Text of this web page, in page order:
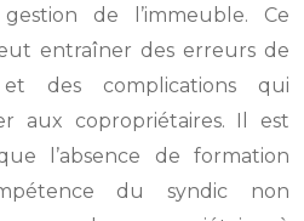
de l’immeuble. Ce
entraîner des erreurs de
des complications qui
aux copropriétaires. Il est
l’absence de formation
du syndic non